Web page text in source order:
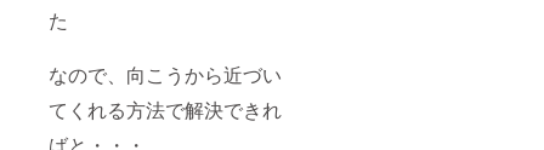
た
なので、向こうから近づい
てくれる方法で解決できれ